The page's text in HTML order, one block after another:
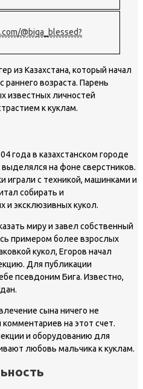
@biga_blessed?
из Казахстана, который начал
возраста. Парень
известных личностей
к куклам.
года в казахстанском городе
на фоне сверстников.
играли с техникой, машинками и
собирать и
и эксклюзивных кукол.
миру и завел собственный
примером более взрослых
кукол, Егоров начал
Для публикации
псевдоним Бига. Известно,
сына ничего не
комментариев на этот счет.
и оборудованию для
любовь мальчика к куклам.